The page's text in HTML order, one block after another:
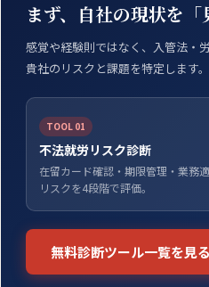
まず、自社の現状を
感覚や経験則ではなく、入管法・
貴社のリスクと課題を特定します
TOOL 01
不法就労リスク診断
在留カード確認・期限管理・業務
リスクを4段階で評価。
無料診断ツール一覧を見る